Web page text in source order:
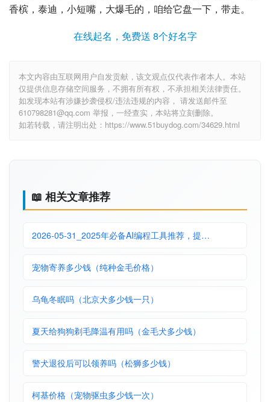
香槟，泰迪，小短嘴，大爆毛的，咱给它盘一下，带走。
在线起名，免费送 8个好名字
本文内容由互联网用户自发贡献，该文观点仅代表作者本人。本站
仅提供信息存储空间服务，不拥有所有权，不承担相关法律责任。
如发现本站有涉嫌抄袭侵权/违法违规的内容， 请发送邮件至
610798281@qq.com 举报，一经查实，本站将立刻删除。
如若转载，请注明出处：https://www.51buydog.com/34629.html
📖 相关文章推荐
2026-05-31_2025年必备AI编程工具推荐，提…
宠物寄养多少钱（纯种金毛价格）
乌龟冬眠吗（北京犬多少钱一只）
夏天给狗狗剃毛降温有用吗（金毛犬多少钱）
警犬退役后可以领养吗（松狮多少钱）
柯基价格（宠物驱虫多少钱一次）